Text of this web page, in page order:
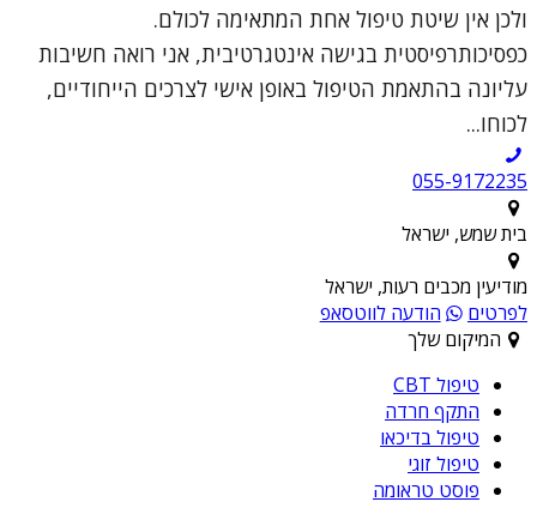
ולכן אין שיטת טיפול אחת המתאימה לכולם.
כפסיכותרפיסטית בגישה אינטגרטיבית, אני רואה חשיבות
עליונה בהתאמת הטיפול באופן אישי לצרכים הייחודיים,
לכוחו...
055-9172235
בית שמש, ישראל
מודיעין מכבים רעות, ישראל
לפרטים
הודעה לווטסאפ
המיקום שלך
טיפול CBT
התקף חרדה
טיפול בדיכאו
טיפול זוגי
פוסט טראומה